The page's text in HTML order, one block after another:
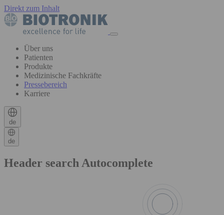
Direkt zum Inhalt
Über uns
Patienten
Produkte
Medizinische Fachkräfte
Pressebereich
Karriere
de
de
Header search Autocomplete